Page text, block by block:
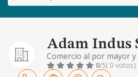
Adam Indus
Comercio al por mayor
distribución comercial.
exportación. turismo,
0/5( 0 votos)